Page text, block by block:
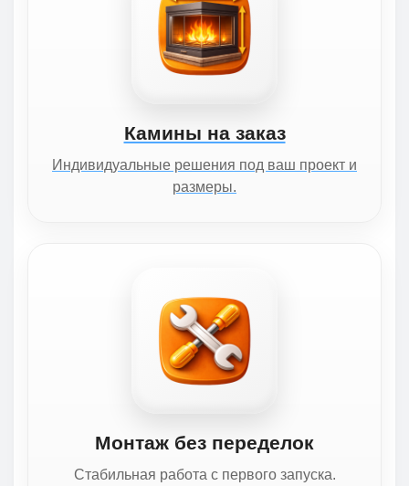
Камины на заказ
Индивидуальные решения под ваш проект и
размеры.
Монтаж без переделок
Стабильная работа с первого запуска.